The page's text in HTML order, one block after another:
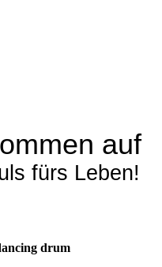
auf
fürs Leben!
drum